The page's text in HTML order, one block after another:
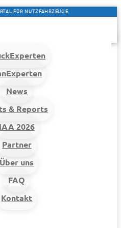
FÜR NUTZFAHRZEUGE.
News
& Reports
IAA 2026
Partner
Über uns
FAQ
Kontakt